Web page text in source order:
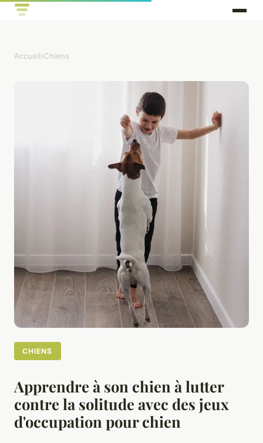
Accueil›Chiens
CHIENS
Apprendre à son chien à lutter
contre la solitude avec des jeux
d'occupation pour chien